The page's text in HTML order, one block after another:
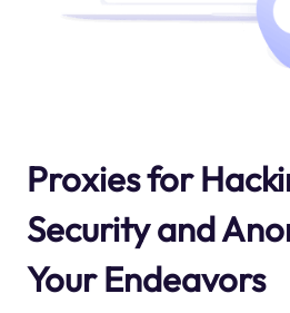
Proxies for
Security and
Your Endeavors